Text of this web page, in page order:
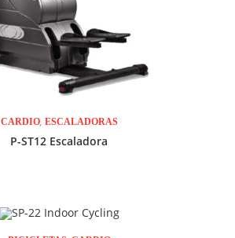
CARDIO, ESCALADORAS
P-ST12 Escaladora